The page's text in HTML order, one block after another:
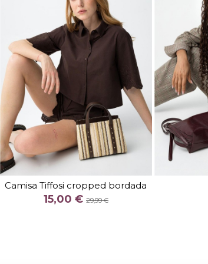
Camisa Tiffosi cropped bordada
15,00 € 29,99 €
TALLA
XS
S
L
COLOR